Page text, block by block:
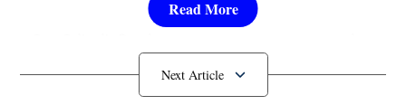
खास मौके पर हम आपको बताते हैं ऐसे 6 क्रिकेटर दोस्तों के बारे
में जो ‘जय-वीरू’ की जोड़ी को भी मात दे दें।